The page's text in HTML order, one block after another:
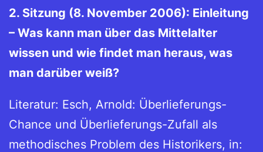
2. Sitzung (8. November 2006): Einleitung
– Was kann man über das Mittelalter
wissen und wie findet man heraus, was
man darüber weiß?
Literatur: Esch, Arnold: Überlieferungs-
Chance und Überlieferungs-Zufall als
methodisches Problem des Historikers, in: